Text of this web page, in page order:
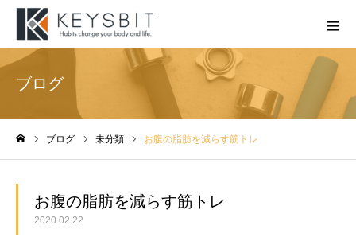
ブログ
ブログ 未分類 お腹の脂肪を減らす筋トレ
お腹の脂肪を減らす筋トレ
2020.02.22